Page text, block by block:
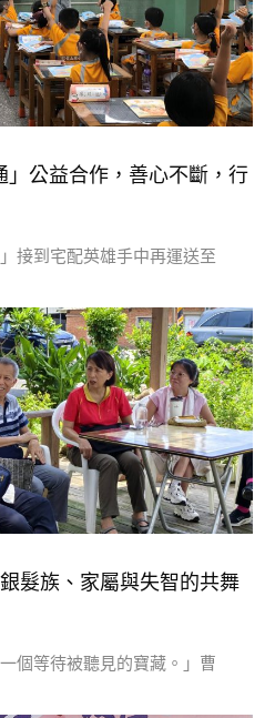
公益合作，善心不斷，行
接到宅配英雄手中再運送至
髮族、家屬與失智的共舞
個等待被聽見的寶藏。」曹